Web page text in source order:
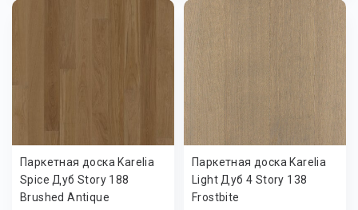
Паркетная доска Karelia
Spice Дуб Story 188
Brushed Antique
Паркетная доска Karelia
Light Дуб 4 Story 138
Frostbite